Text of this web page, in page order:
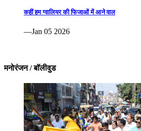
कहीं हम ग्वालियर की फिजाओं में आने वाल
—Jan 05 2026
मनोरंजन / बॉलीवुड